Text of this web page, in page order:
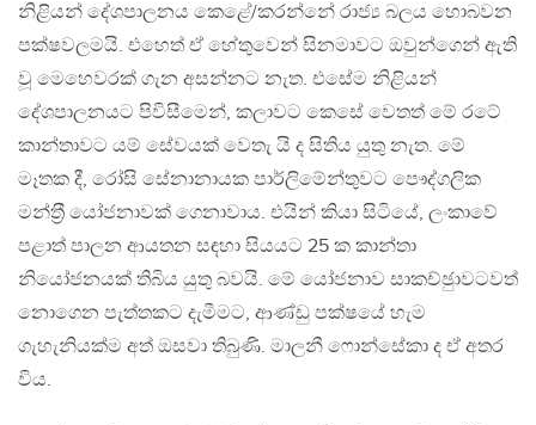
නිළියන් දේශපාලනය කෙළේ/කරන්නේ රාජ්‍ය බලය හොබවන
පක්ෂවලමයි. එහෙත් ඒ හේතුවෙන් සිනමාවට ඔවුන්ගෙන් ඇති
වූ මෙහෙවරක් ගැන අසන්නට නැත. එසේම නිළියන්
දේශපාලනයට පිවිසීමෙන්, කලාවට කෙසේ වෙතත් මේ රටේ
කාන්තාවට යම් සේවයක් වෙතැ යි ද සිතිය යුතු නැත. මේ
මෑතක දී, රෝසි සේනානායක පාර්ලිමේන්තුවට පෞද්ගලික
මන්ත‍්‍රී යෝජනාවක් ගෙනාවාය. එයින් කියා සිටියේ, ලංකාවේ
පළාත් පාලන ආයතන සඳහා සියයට 25 ක කාන්තා
නියෝජනයක් තිබිය යුතු බවයි. මේ යෝජනාව සාකච්ඡුාවටවත්
නොගෙන පැත්තකට දැමීමට, ආණ්ඩු පක්ෂයේ හැම
ගැහැනියක්ම අත් ඔසවා තිබුණි. මාලනී ෆොන්සේකා ද ඒ අතර
විය.